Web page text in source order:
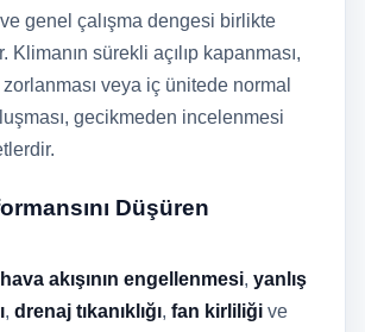
genel çalışma dengesi birlikte
Klimanın sürekli açılıp kapanması,
veya iç ünitede normal
gecikmeden incelenmesi
Düşüren
hava akışının engellenmesi, yanlış
, drenaj tıkanıklığı, fan kirliliği ve